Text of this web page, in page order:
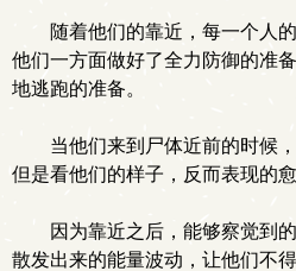
随着他们的靠近，每一个人
他们一方面做好了全力防御的准
地逃跑的准备。
当他们来到尸体近前的时候
但是看他们的样子，反而表现的愈
因为靠近之后，能够察觉到
散发出来的能量波动，让他们不